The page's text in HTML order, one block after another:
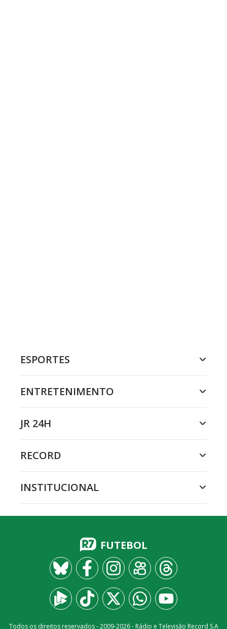
ESPORTES
ENTRETENIMENTO
JR 24H
RECORD
INSTITUCIONAL
FUTEBOL
Todos os direitos reservados - 2009-2026- Rádio e Televisão Record S.A